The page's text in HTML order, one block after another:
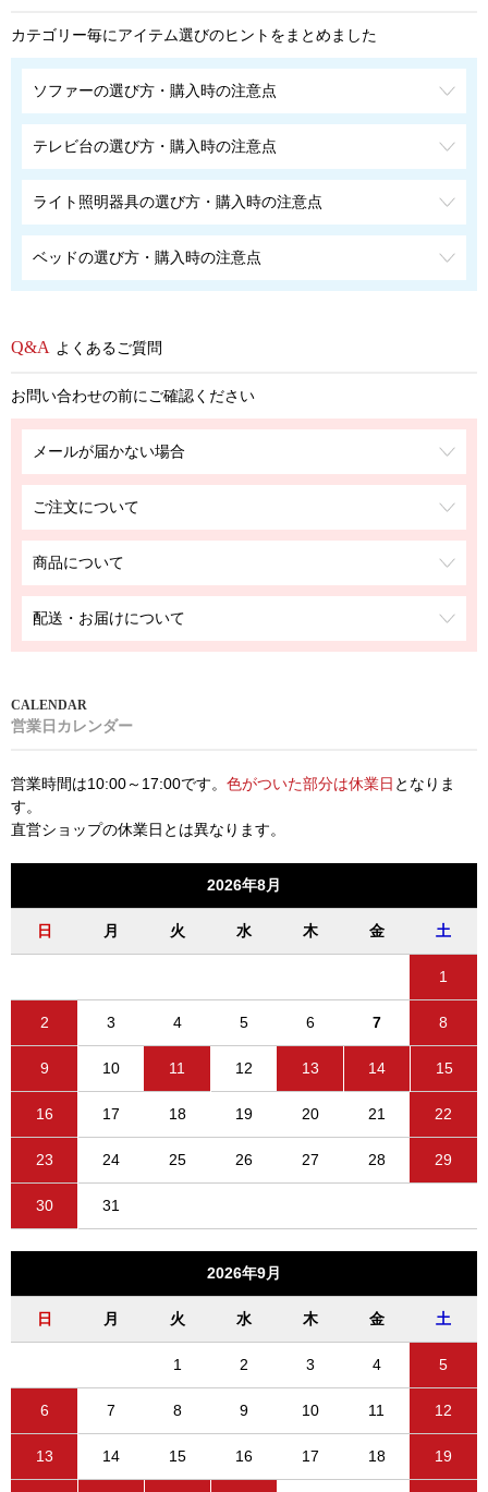
カテゴリー毎にアイテム選びのヒントをまとめました
ソファーの選び方・購入時の注意点
テレビ台の選び方・購入時の注意点
ライト照明器具の選び方・購入時の注意点
ベッドの選び方・購入時の注意点
よくあるご質問
お問い合わせの前にご確認ください
メールが届かない場合
ご注文について
商品について
配送・お届けについて
営業日カレンダー
営業時間は10:00～17:00です。 色がついた部分は休業日 となりま
す。
直営ショップの休業日とは異なります。
2026年8月
日 月 火 水 木 金 土
1
2 3 4 5 6 7 8
9 10 11 12 13 14 15
16 17 18 19 20 21 22
23 24 25 26 27 28 29
30 31
2026年9月
日 月 火 水 木 金 土
1 2 3 4 5
6 7 8 9 10 11 12
13 14 15 16 17 18 19